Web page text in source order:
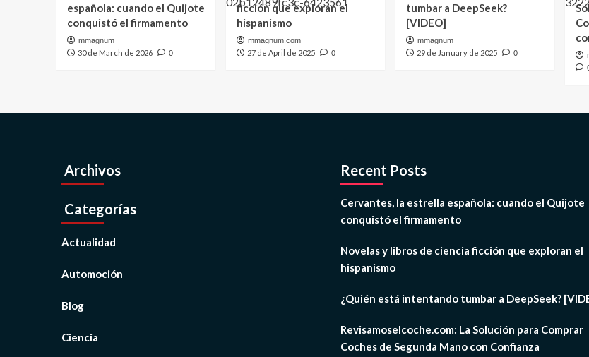
española: cuando el Quijote
conquistó el firmamento
mmagnum
30 de March de 2026 0
ficción que exploran el
hispanismo
mmagnum.com
27 de April de 2025 0
tumbar a DeepSeek?
[VIDEO]
mmagnum
29 de January de 2025 0
Archivos
Categorías
Actualidad
Automoción
Blog
Ciencia
Recent Posts
Cervantes, la estrella española: cuando el Quijote
conquistó el firmamento
Novelas y libros de ciencia ficción que exploran el
hispanismo
¿Quién está intentando tumbar a DeepSeek?
Revisamoselcoche.com: La Solución para Comprar
Coches de Segunda Mano con Confianza